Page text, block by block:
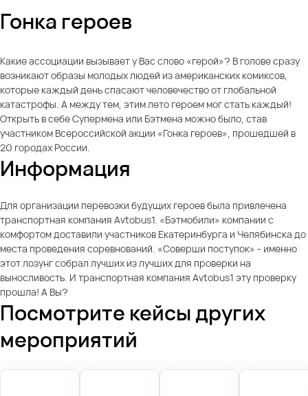
Гонка героев
Какие ассоциации вызывает у Вас слово «герой»? В голове сразу
возникают образы молодых людей из американских комиксов,
которые каждый день спасают человечество от глобальной
катастрофы. А между тем, этим лето героем мог стать каждый!
Открыть в себе Супермена или Бэтмена можно было, став
участником Всероссийской акции «Гонка героев», прошедшей в
20 городах России.
Информация
Для организации перевозки будущих героев была привлечена
транспортная компания Avtobus1. «Бэтмобили» компании с
комфортом доставили участников Екатеринбурга и Челябинска до
места проведения соревнований. «Соверши поступок» - именно
этот лозунг собрал лучших из лучших для проверки на
выносливость. И транспортная компания Avtobus1 эту проверку
прошла! А Вы?
Посмотрите кейсы других
мероприятий